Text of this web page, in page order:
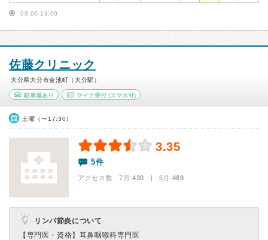
09:00-13:00
佐藤クリニック
大分県大分市金池町（大分駅）
駐車場あり マイナ受付(スマホ可)
土曜（〜17:30）
3.35
5件
アクセス数 7月:430 | 6月:489
リンパ節炎について
【専門医・資格】 耳鼻咽喉科専門医